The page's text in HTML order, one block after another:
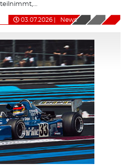
03.07.2026 News